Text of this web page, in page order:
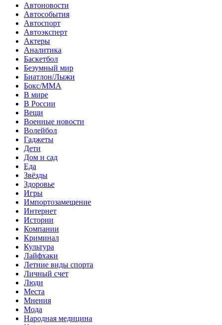
Автоновости
Автособытия
Автоспорт
Автоэксперт
Актеры
Аналитика
Баскетбол
Безумный мир
Биатлон/Лыжи
Бокс/MMA
В мире
В России
Вещи
Военные новости
Волейбол
Гаджеты
Дети
Дом и сад
Еда
Звёзды
Здоровье
Игры
Импортозамещение
Интернет
Истории
Компании
Криминал
Культура
Лайфхаки
Летние виды спорта
Личный счет
Люди
Места
Мнения
Мода
Народная медицина